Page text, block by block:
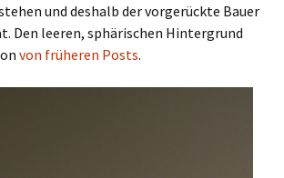
und deshalb der vorgerückte Bauer
Den leeren, sphärischen Hintergrund
von früheren Posts.